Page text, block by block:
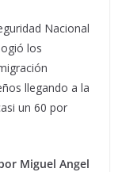
Nacional
los
llegando a la
un 60 por
Miguel Angel